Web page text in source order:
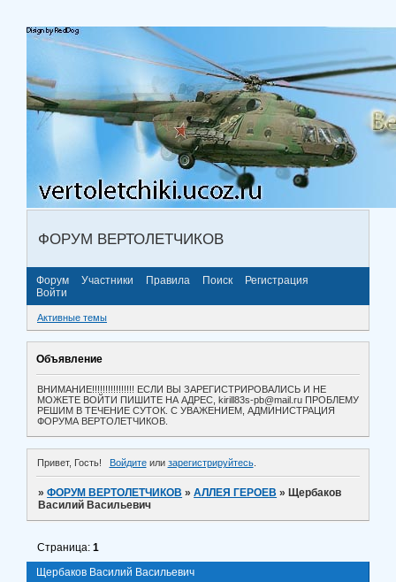
ФОРУМ ВЕРТОЛЕТЧИКОВ
Форум Участники Правила Поиск
Регистрация
Войти
Активные темы
Объявление
ВНИМАНИЕ!!!!!!!!!!!!!!!! ЕСЛИ ВЫ ЗАРЕГИСТРИРОВАЛИСЬ И НЕ
МОЖЕТЕ ВОЙТИ ПИШИТЕ НА АДРЕС, kirill83s-pb@mail.ru ПРОБЛЕМУ
РЕШИМ В ТЕЧЕНИЕ СУТОК. С УВАЖЕНИЕМ, АДМИНИСТРАЦИЯ
ФОРУМА ВЕРТОЛЕТЧИКОВ.
Привет, Гость! Войдитеили зарегистрируйтесь.
»ФОРУМ ВЕРТОЛЕТЧИКОВ »АЛЛЕЯ ГЕРОЕВ » Щербаков
Василий Васильевич
Щербаков Василий Васильевич
Страница:1